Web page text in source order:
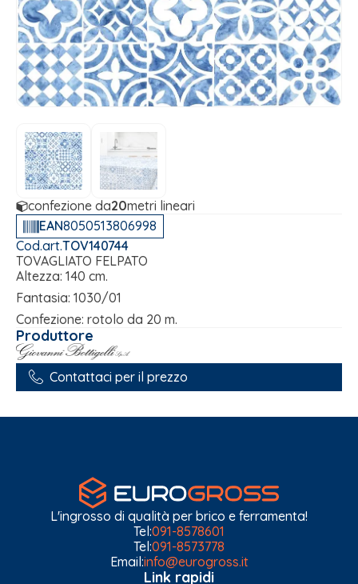
confezione da20metri lineari
EAN8050513806998
Cod.art.TOV140744
TOVAGLIATO FELPATO
Altezza: 140 cm.
Fantasia: 1030/01
Confezione: rotolo da 20 m.
Produttore
Contattaci per il prezzo
L'ingrosso di qualità per brico e ferramenta!
Tel:091-8578601
Tel:091-8573778
Email:info@eurogross.it
Link rapidi